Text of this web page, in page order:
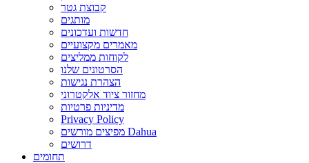
קבוצת גטר
מותגים
חדשות ועדכונים
מאמרים מקצועיים
לקוחות ממליצים
הסרטונים שלנו
הצהרת נגישות
מחזור ציוד אלקטרוני
מדיניות פרטיות
Privacy Policy
מפיצים מורשים Dahua
דרושים
תחומים